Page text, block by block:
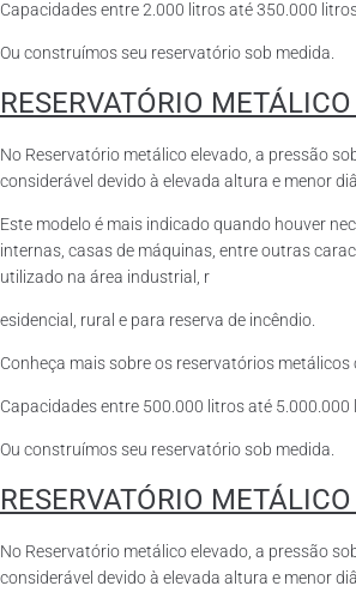
Capacidades entre 2.000 litros até 350.000
Ou construímos seu reservatório sob medida.
RESERVATÓRIO
No Reservatório metálico elevado, a pressão
considerável devido à elevada altura e menor
Este modelo é mais indicado quando houver
internas, casas de máquinas, entre outras
utilizado na área industrial, r
esidencial, rural e para reserva de incêndio.
Conheça mais sobre os reservatórios metálicos
Capacidades entre 500.000 litros até 5.000.000
Ou construímos seu reservatório sob medida.
RESERVATÓRIO
No Reservatório metálico elevado, a pressão
considerável devido à elevada altura e menor